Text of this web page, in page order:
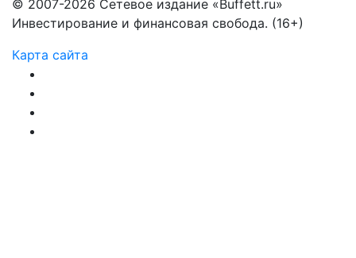
© 2007-2026 Сетевое издание «Buffett.ru»
Инвестирование и финансовая свобода. (16+)
Карта сайта